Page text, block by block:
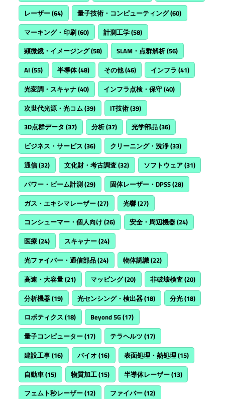
レーザー(64) 量子技術・コンピューティング(60)
マーキング・印刷(60) 計測工学(58)
顕微鏡・イメージング(58) SLAM・点群解析(56)
AI (55) 半導体(48) その他(46) インフラ (41)
光変調・スキャナ(40) インフラ点検・保守(40)
次世代光源・光コム(39) IT技術(39)
3D点群データ (37) 分析(37) 光学部品(36)
ビジネス・サービス (36) クリーニング・洗浄(33)
通信(32) 文化財・考古調査(32) ソフトウェア(31)
パワー・ビーム計測(29) 固体レーザー・DPSS(28)
ガス・エキシマレーザー(27) 光響(27)
コンシューマー・個人向け(26) 安全・周辺機器(24)
医療(24) スキャナー(24)
光ファイバー・通信部品(24) 物体認識(22)
高速・大容量(21) マッピング(20) 非破壊検査(20)
分析機器(19) 光センシング・検出器(18) 分光(18)
ロボティクス (18) Beyond 5G(17)
量子コンピューター(17) テラヘルツ (17)
建設工事(16) バイオ (16) 表面処理・熱処理(15)
自動車(15) 物質加工(15) 半導体レーザー(13)
フェムト秒レーザー(12) ファイバー(12)